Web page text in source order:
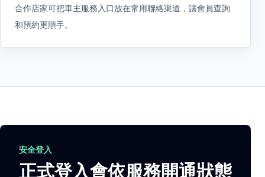
合作店家可把車主服務入口放在常用聯絡渠道，讓會員查詢
和預約更順手。
安全登入
正式登入會依服務開通狀態